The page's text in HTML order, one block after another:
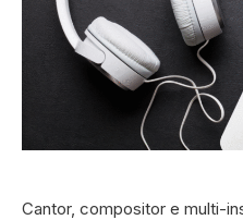
Cantor, compositor e multi-